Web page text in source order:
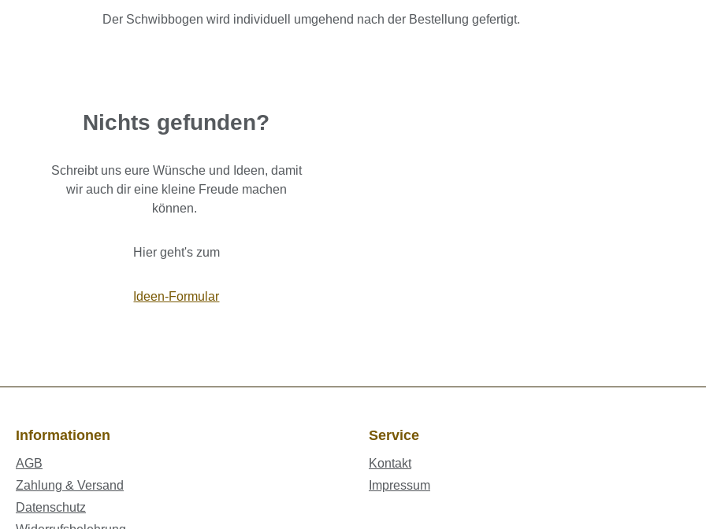
Der Schwibbogen wird individuell umgehend nach der Bestellung gefertigt.
Nichts gefunden?
Schreibt uns eure Wünsche und Ideen, damit
wir auch dir eine kleine Freude machen
können.
Hier geht's zum
Ideen-Formular
Informationen
AGB
Zahlung & Versand
Datenschutz
Service
Kontakt
Impressum